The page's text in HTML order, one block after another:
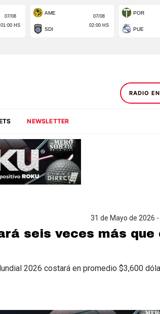
RADIO
NEWSLETTER
31 de Mayo de 2026
seis veces más que
2026 costará en promedio $3,600